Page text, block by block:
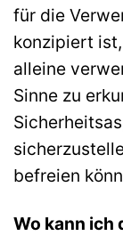
für die
konzipiert
alleine
Sinne zu
befreien
Wo kann ich